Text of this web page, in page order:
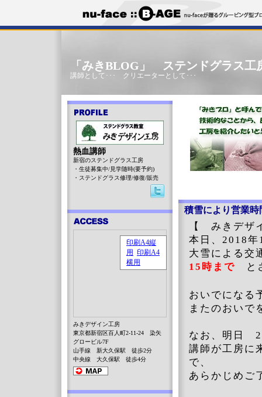
「みきBLOG」 ステンドグラス工
講師として･･･ クリエーターとして･･･
積雪により営業時
【 みきデ
本日、2018
大雪による交
15時まで と
おいでになる
またのおいで
なお、明日
講師が工房に
で、
あらかじめご
熱血講師
新宿のステンドグラス工房
・生徒募集中/見学随時(要予約)
・ステンドグラス修理/修復/販売
みきデザイン工房
東京都新宿区百人町2-11-24 染矢
グロービル7F
山手線 新大久保駅 徒歩2分
中央線 大久保駅 徒歩4分